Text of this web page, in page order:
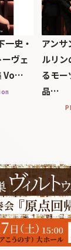
一史・
ヴェ
Vo…
アンサ
ルリ
るモ
品…